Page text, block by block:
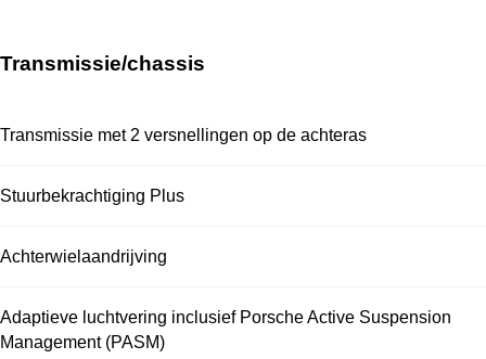
Transmissie/chassis
Transmissie met 2 versnellingen op de achteras
Stuurbekrachtiging Plus
Achterwielaandrijving
Adaptieve luchtvering inclusief Porsche Active Suspension
Management (PASM)